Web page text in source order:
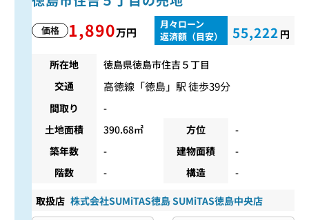
価格 1,890万円
月々ローン
返済額（目安）
55,222 円
所在地
徳島県徳島市住吉５丁目
交通
高徳線 「徳島」駅 徒歩39分
間取り
-
土地面積
390.68㎡ 方位
-
築年数
- 建物面積
-
階数
- 構造 -
取扱店 株式会社SUMiTAS徳島 SUMiTAS徳島中央店